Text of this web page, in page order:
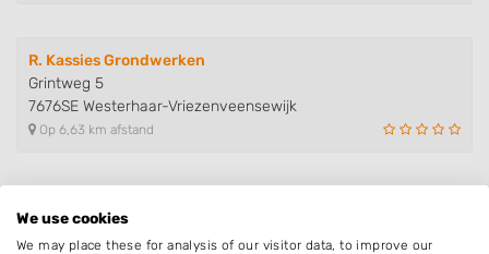
R. Kassies Grondwerken
Grintweg 5
7676SE Westerhaar-Vriezenveensewijk
Op 6,63 km afstand
Jelle Hendriks AGRO
We use cookies
We may place these for analysis of our visitor data, to improve our